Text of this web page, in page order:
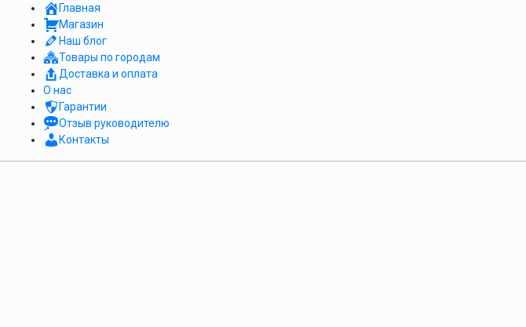
Главная
Магазин
Наш блог
Товары по городам
Доставка и оплата
О нас
Гарантии
Отзыв руководителю
Контакты